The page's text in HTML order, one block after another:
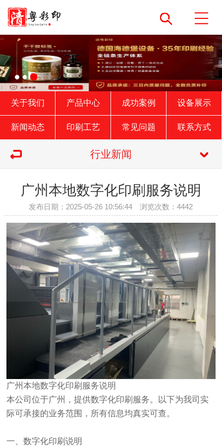
关于我们 产品中心 成功案例 设备展示
新闻动态 印刷工艺 常见问题 联系方式
行业新闻
广州本地数字化印刷服务说明
发布日期：2025-05-26 10:56:44 浏览次数：4442
广州本地数字化印刷服务说明
本公司位于广州，提供数字化印刷服务。以下为我司实
际可承接的业务范围，所有信息均真实可查。
一、数字化印刷说明